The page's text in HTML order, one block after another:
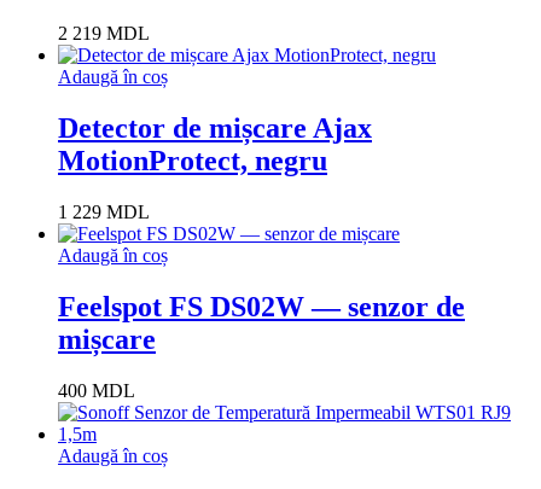
2 219 MDL
Adaugă în coș
Detector de mișcare Ajax
MotionProtect, negru
1 229 MDL
Adaugă în coș
Feelspot FS DS02W — senzor de
mișcare
400 MDL
Adaugă în coș